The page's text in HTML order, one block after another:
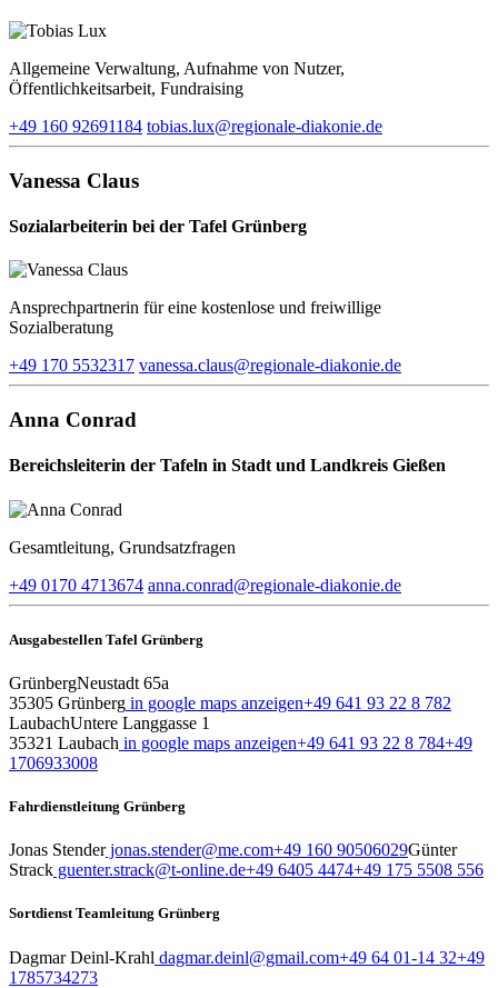
Allgemeine Verwaltung, Aufnahme von Nutzer,
Öffentlichkeitsarbeit, Fundraising
+49 160 92691184 tobias.lux​@regionale-diakonie.de
Vanessa Claus
Sozialarbeiterin bei der Tafel Grünberg
Ansprechpartnerin für eine kostenlose und freiwillige
Sozialberatung
+49 170 5532317 vanessa.claus​@regionale-diakonie.de
Anna Conrad
Bereichsleiterin der Tafeln in Stadt und Landkreis Gießen
Gesamtleitung, Grundsatzfragen
+49 0170 4713674 anna.conrad​@regionale-diakonie.de
Ausgabestellen Tafel Grünberg
GrünbergNeustadt 65a
35305 Grünberg in google maps anzeigen+49 641 93 22 8 782
LaubachUntere Langgasse 1
35321 Laubach in google maps anzeigen+49 641 93 22 8 784+49
1706933008
Fahrdienstleitung Grünberg
Jonas Stenderjonas.stender@me.com+49 160 90506029Günter
Strack guenter.strack@t-online.de+49 6405 4474+49 175 5508 556
Sortdienst Teamleitung Grünberg
Dagmar Deinl-Krahl dagmar.deinl@gmail.com+49 64 01-14 32+49
1785734273